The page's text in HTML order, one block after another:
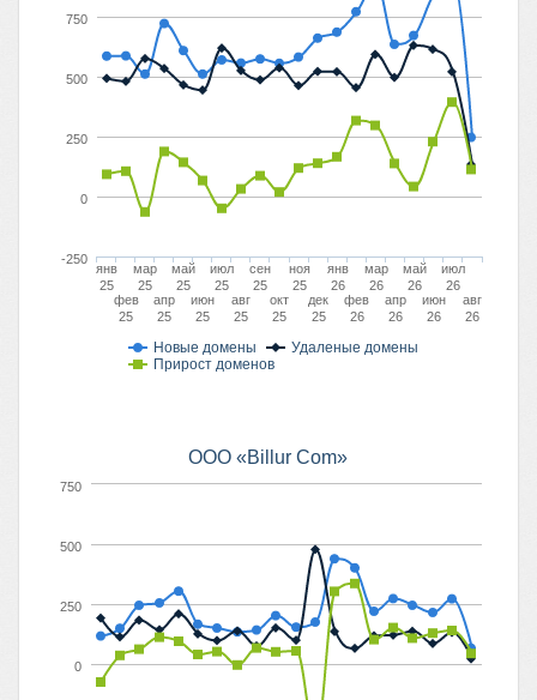
Новые домены
Удаленые домены
Прирост доменов
янв
25
фев
25
мар
25
апр
25
май
25
июн
25
июл
25
авг
25
сен
25
окт
25
ноя
25
дек
25
янв
26
фев
26
мар
26
апр
26
май
26
июн
26
июл
26
авг
26
0
-250
250
500
750
ООО «Billur Com»
0
250
500
750